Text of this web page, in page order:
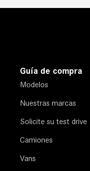
Guía de compra
Modelos
Nuestras marcas
Solicite su test drive
Camiones
Vans